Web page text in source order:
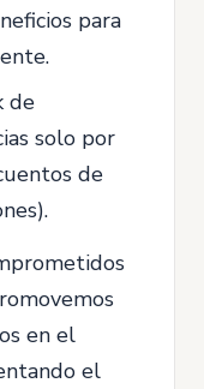
para
de
solo por
de
en el
el